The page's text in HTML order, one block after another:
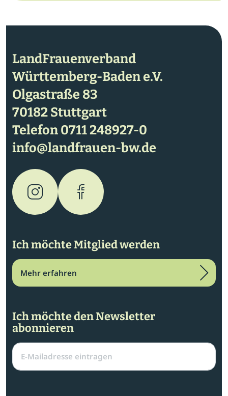
LandFrauenverband
Württemberg-Baden e.V.
Olgastraße 83
70182 Stuttgart
Telefon0711 248927-0
info@landfrauen-bw.de
Ich möchte Mitglied werden
Mehr erfahren
Ich möchte den Newsletter
abonnieren